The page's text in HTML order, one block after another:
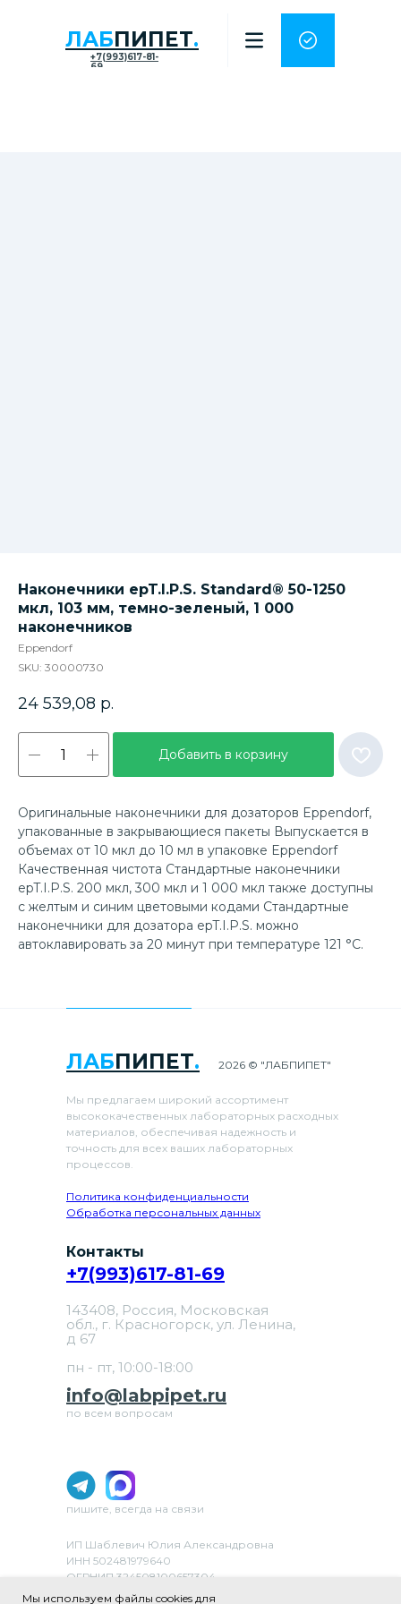
ЛАБПИПЕТ.
+7(993)617-81-
69
Наконечники epT.I.P.S. Standard® 50-1250
мкл, 103 мм, темно-зеленый, 1 000
наконечников
Eppendorf
SKU: 30000730
24 539,08 р.
Добавить в корзину
Оригинальные наконечники для дозаторов Eppendorf,
упакованные в закрывающиеся пакеты Выпускается в
объемах от 10 мкл до 10 мл в упаковке Eppendorf
Качественная чистота Стандартные наконечники
epT.I.P.S. 200 мкл, 300 мкл и 1 000 мкл также доступны
с желтым и синим цветовыми кодами Стандартные
наконечники для дозатора epT.I.P.S. можно
автоклавировать за 20 минут при температуре 121 °C.
ЛАБПИПЕТ.
Мы предлагаем широкий ассортимент
высококачественных лабораторных расходных
материалов, обеспечивая надежность и
точность для всех ваших лабораторных
процессов.
Политика конфиденциальности
Обработка персональных данных
ИП Шаблевич Юлия Александровна
ИНН 502481979640
ОГРНИП 324508100657304
ОКВЭД 46.69 «Торговля оптовая прочими
2026 © "ЛАБПИПЕТ"
Контакты
info@labpipet.ru
+7(993)617-81-69
по всем вопросам
143408, Россия, Московская
обл., г. Красногорск, ул. Ленина,
д 67
пн - пт, 10:00-18:00
пишите, всегда на связи
Мы используем файлы cookies для